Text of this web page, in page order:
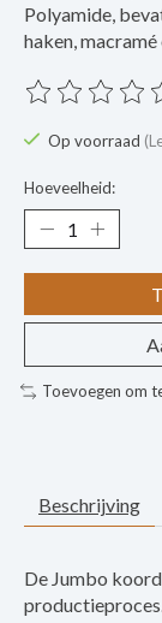
Polyamide,
haken,
De beoordeling
Op voorraad
Hoeveelheid:
Toevoegen om
Beschrijving
De Jumbo